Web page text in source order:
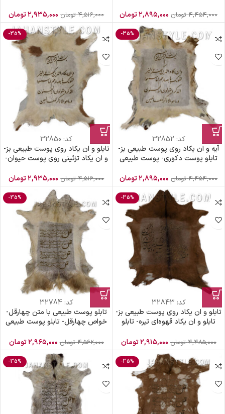
۴,۴۵۴,۰۰۰ تومان ۲,۸۹۵,۰۰۰تومان ۴,۵۱۶,۰۰۰ تومان ۲,۹۳۵,۰۰۰تومان
-35%
کد: 32852
آیه و ان یکاد روی پوست طبیعی بز-
تابلو پوست دکوری- پوست طبیعی
۴,۴۵۴,۰۰۰ تومان ۲,۸۹۵,۰۰۰تومان
-35%
کد: 32850
تابلو و ان یکاد روی پوست طبیعی بز-
و ان یکاد تزئینی روی پوست حیوان-
۴,۵۱۶,۰۰۰ تومان ۲,۹۳۵,۰۰۰تومان
-35%
کد: 32843
تابلو و ان یکاد روی پوست طبیعی بز-
تابلو و ان یکاد قهوه‌ای تیره- تابلو
۴,۴۸۵,۰۰۰ تومان ۲,۹۱۵,۰۰۰تومان
-35%
کد:32784
تابلو پوست طبیعی با متن چهارقل-
خواص چهارقل- تابلو پوست طبیعی
۴,۵۶۲,۰۰۰ تومان ۲,۹۶۵,۰۰۰تومان
-35%
-35%